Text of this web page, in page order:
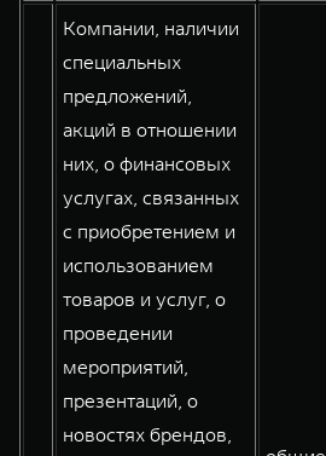
Компании, наличии
специальных
предложений,
акций в отношении
них, о финансовых
услугах, связанных
с приобретением и
использованием
товаров и услуг, о
проведении
мероприятий,
презентаций, о
новостях брендов,